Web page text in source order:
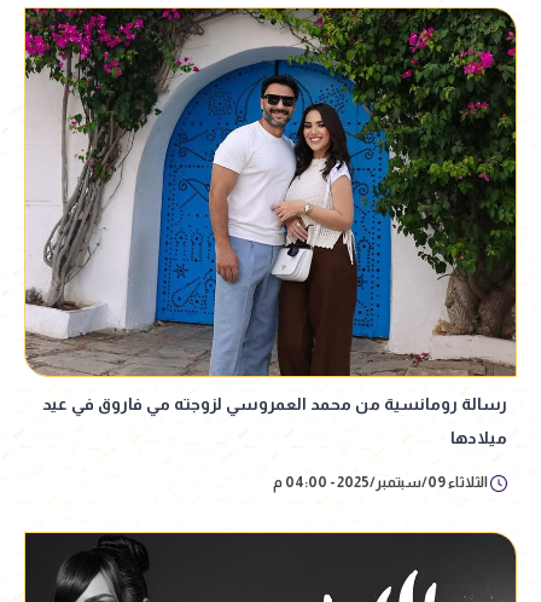
رسالة رومانسية من محمد العمروسي لزوجته مي فاروق في عيد
ميلادها
الثلاثاء 09/سبتمبر/2025 - 04:00 م